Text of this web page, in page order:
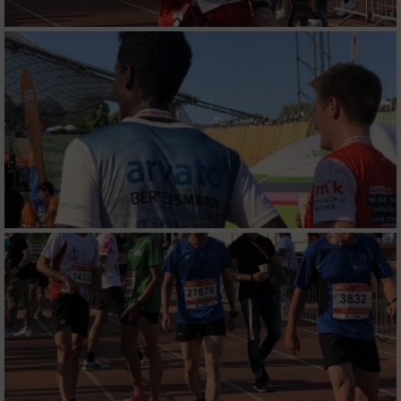
Messung der Performance von Inhalten
Analyse von Zielgruppen durch Statistiken
oder Kombinationen von Daten aus
verschiedenen Quellen
Entwicklung und Verbesserung der Angebote
Verwendung reduzierter Daten zur Auswahl
von Inhalten
IAB-Besonderheiten:
Verwendung genauer Standortdaten
Geräte anhand von aktiv angeforderten
Informationen identifizieren
Nicht-IAB-Verarbeitungszwecke: